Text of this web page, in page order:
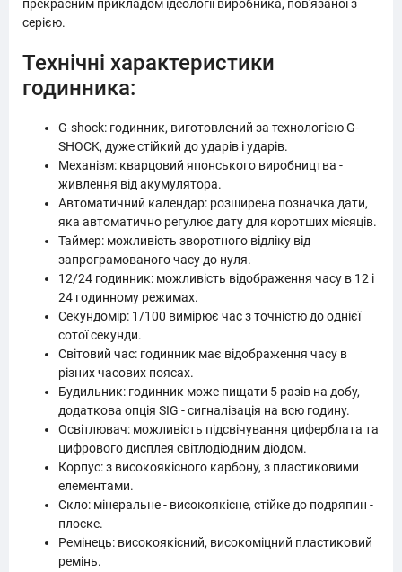
прекрасним прикладом ідеології виробника, пов'язаної з
серією.
Технічні характеристики
годинника:
G-shock: годинник, виготовлений за технологією G-
SHOCK, дуже стійкий до ударів і ударів.
Механізм: кварцовий японського виробництва -
живлення від акумулятора.
Автоматичний календар: розширена позначка дати,
яка автоматично регулює дату для коротших місяців.
Таймер: можливість зворотного відліку від
запрограмованого часу до нуля.
12/24 годинник: можливість відображення часу в 12 і
24 годинному режимах.
Секундомір: 1/100 вимірює час з точністю до однієї
сотої секунди.
Світовий час: годинник має відображення часу в
різних часових поясах.
Будильник: годинник може пищати 5 разів на добу,
додаткова опція SIG - сигналізація на всю годину.
Освітлювач: можливість підсвічування циферблата та
цифрового дисплея світлодіодним діодом.
Корпус: з високоякісного карбону, з пластиковими
елементами.
Скло: мінеральне - високоякісне, стійке до подряпин -
плоске.
Ремінець: високоякісний, високоміцний пластиковий
ремінь.